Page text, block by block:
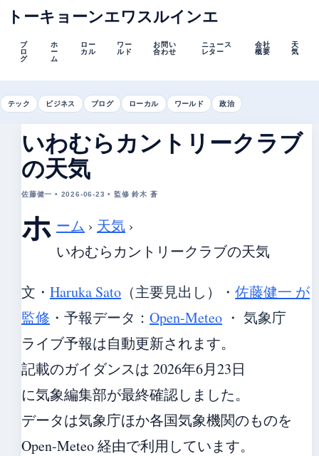
トーキョーンエワスルインエ
ブ
ロ
グ
ホ
ー
ム
ロー
カル
ワー
ルド
お問い
合わせ
ニュース
レター
会社
概要
天
気
テック ビジネス ブログ ローカル ワールド 政治
いわむらカントリークラブ
の天気
佐藤健一 • 2026-06-23 • 監修 鈴木 蒼
ホ ーム › 天気 ›
いわむらカントリークラブの天気
文・ Haruka Sato （主要見出し） ・ 佐藤健一 が
監修 ・ 予報データ： Open-Meteo ・ 気象庁
ライブ予報は自動更新されます。
記載のガイダンスは 2026年6月23日
に気象編集部が最終確認しました。
データは気象庁ほか各国気象機関のものを
Open-Meteo 経由で利用しています。